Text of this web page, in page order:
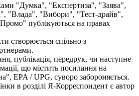
"Думка", "Експертиза", "Заява",
"Влада", "Вибори", "Тест-драйв",
публікуються на правах
створюється спільно з
публікація, передрук, чи наступне
що містить посилання на
EPA / UPG, суворо забороняється.
в розділі Я-Корреспондент є автор